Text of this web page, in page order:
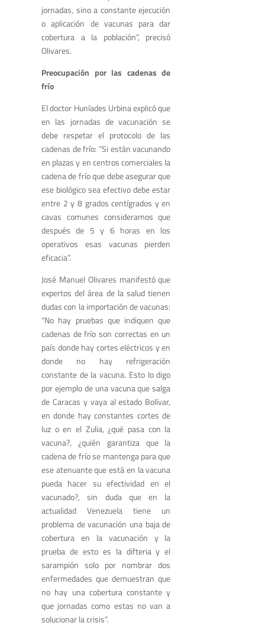
jornadas, sino a constante ejecución
o aplicación de vacunas para dar
cobertura a la población”, precisó
Olivares.
Preocupación por las cadenas de
frío
El doctor Huníades Urbina explicó que
en las jornadas de vacunación se
debe respetar el protocolo de las
cadenas de frío: “Si están vacunando
en plazas y en centros comerciales la
cadena de frío que debe asegurar que
ese biológico sea efectivo debe estar
entre 2 y 8 grados centígrados y en
cavas comunes consideramos que
después de 5 y 6 horas en los
operativos esas vacunas pierden
eficacia”.
José Manuel Olivares manifestó que
expertos del área de la salud tienen
dudas con la importación de vacunas:
“No hay pruebas que indiquen que
cadenas de frío son correctas en un
país donde hay cortes eléctricos y en
donde no hay refrigeración
constante de la vacuna. Esto lo digo
por ejemplo de una vacuna que salga
de Caracas y vaya al estado Bolívar,
en donde hay constantes cortes de
luz o en el Zulia, ¿qué pasa con la
vacuna?, ¿quién garantiza que la
cadena de frío se mantenga para que
ese atenuante que está en la vacuna
pueda hacer su efectividad en el
vacunado?, sin duda que en la
actualidad Venezuela tiene un
problema de vacunación una baja de
cobertura en la vacunación y la
prueba de esto es la difteria y el
sarampión solo por nombrar dos
enfermedades que demuestran que
no hay una cobertura constante y
que jornadas como estas no van a
solucionar la crisis”.